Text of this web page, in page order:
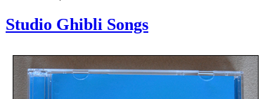
Studio Ghibli Songs